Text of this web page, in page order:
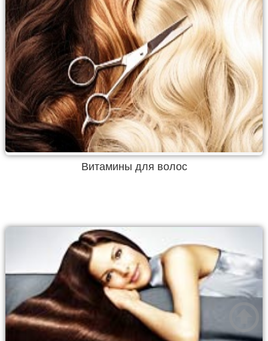
Витамины для волос